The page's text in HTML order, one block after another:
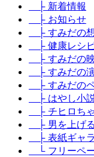
├ 新着情報
├ お知らせ
├ すみだの
├ 健康レシ
├ すみだの
├ すみだの
├ すみだの
├ はやし小説
├ チヒロちゃ
├ 男を上げ
├ 表紙ギャ
└ フリーペ